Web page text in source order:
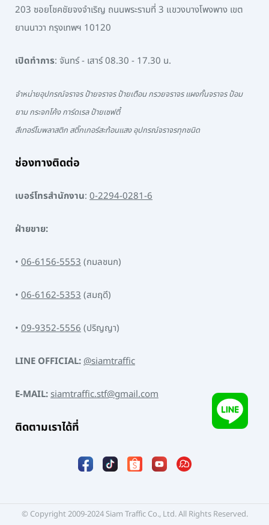
203 ซอยโชคชัยจงจำเริญ ถนนพระรามที่ 3 แขวงบางโพงพาง เขต
ยานนาวา กรุงเทพฯ 10120
เปิดทำการ: จันทร์ - เสาร์ 08.30 - 17.30 น.
จำหน่ายอุปกรณ์จราจร ป้ายจราจร ป้ายเตือน กรวยจราจร แผงกั้นจราจร ป้อม
ยาม กระจกโค้ง การ์ดเรล ป้ายเซฟตี้
สีเทอร์โมพลาสติก สติ๊กเกอร์สะท้อนแสง อุปกรณ์จราจรทุกชนิด
ช่องทางติดต่อ
เบอร์โทรสำนักงาน: 0-2294-0281-6
ฝ่ายขาย:
• 06-6156-5553(กมลชนก)
• 06-6162-5353(สมฤดี)
• 09-9352-5556(ปริญญา)
LINE OFFICIAL:@siamtraffic
E-MAIL:siamtraffic.stf@gmail.com
ติดตามเราได้ที่
© Copyright 2009-2024 Siam Traffic Co., Ltd. All Rights Reserved.